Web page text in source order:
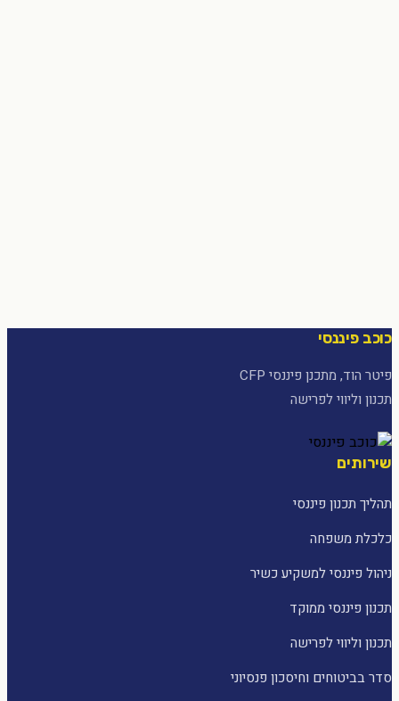
כוכב פיננסי
פיטר הוד, מתכנן פיננסי CFP
תכנון וליווי לפרישה
שירותים
תהליך תכנון פיננסי
כלכלת משפחה
ניהול פיננסי למשקיע כשיר
תכנון פיננסי ממוקד
תכנון וליווי לפרישה
סדר בביטוחים וחיסכון פנסיוני